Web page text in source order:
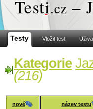
Testi.cz –
Testy Vložit test
Kategorie
(216)
nové název testu